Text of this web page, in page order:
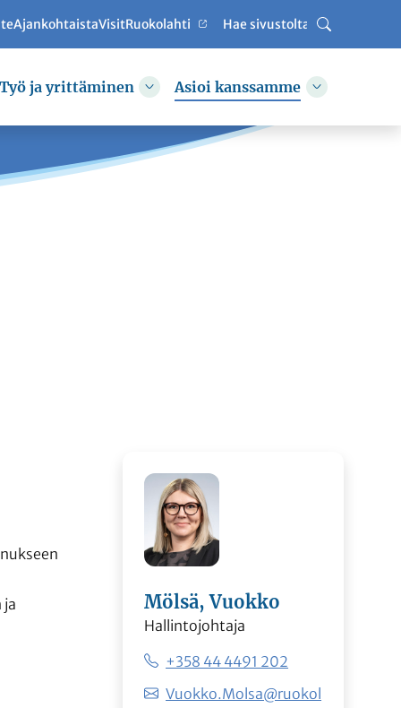
AjankohtaistaVisitRuokolahti
Haku
alasvetovalikkoa
ja yrittäminen
Vaihda alasvetovalikkoa
Asioi kanssamme
Vaihda
Mölsä, Vuokko
Hallintojohtaja
+358 44 4491 202
Vuokko.Molsa@ruokol